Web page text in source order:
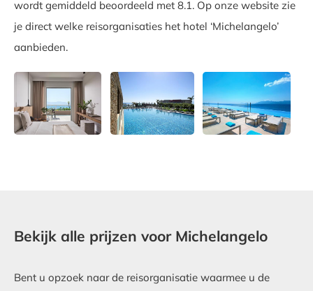
wordt gemiddeld beoordeeld met 8.1. Op onze website zie
je direct welke reisorganisaties het hotel ‘Michelangelo’
aanbieden.
Bekijk alle prijzen voor Michelangelo
Bent u opzoek naar de reisorganisatie waarmee u de